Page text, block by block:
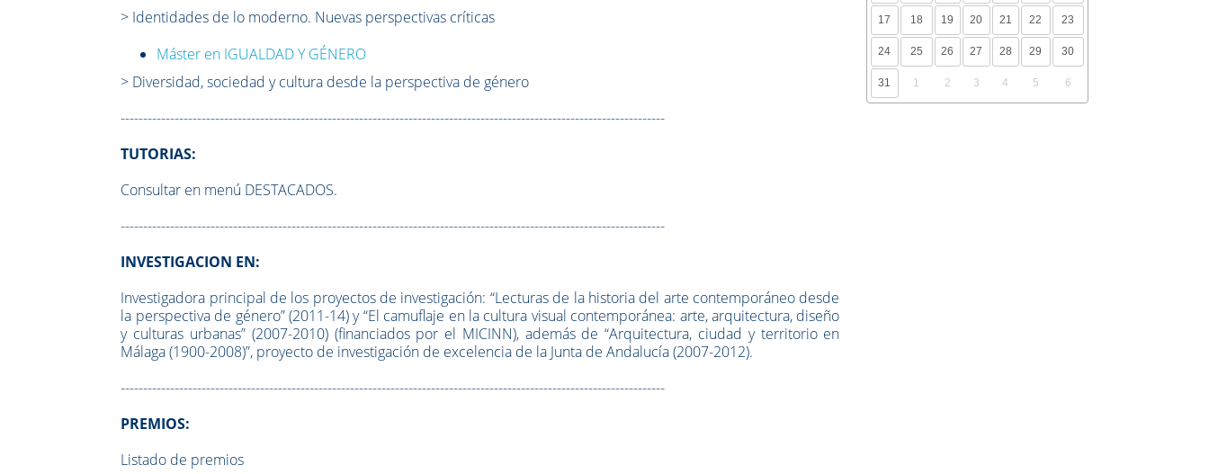
> Identidades de lo moderno. Nuevas perspectivas críticas
Máster en IGUALDAD Y GÉNERO
> Diversidad, sociedad y cultura desde la perspectiva de género
-------------------------------------------------------------------------------------------------------------------------
TUTORIAS:
Consultar en menú DESTACADOS.
-------------------------------------------------------------------------------------------------------------------------
INVESTIGACION EN:
Investigadora principal de los proyectos de investigación: “Lecturas de la historia del arte contemporáneo desde
la perspectiva de género” (2011-14) y “El camuflaje en la cultura visual contemporánea: arte, arquitectura, diseño
y culturas urbanas” (2007-2010) (financiados por el MICINN), además de “Arquitectura, ciudad y territorio en
Málaga (1900-2008)”, proyecto de investigación de excelencia de la Junta de Andalucía (2007-2012).
-------------------------------------------------------------------------------------------------------------------------
PREMIOS:
Listado de premios
17 18 19 20 21 22 23
24 25 26 27 28 29 30
31 1 2 3 4 5 6